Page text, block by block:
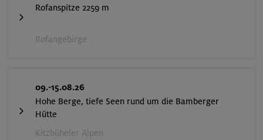
Rofanspitze 2259 m
Rofangebirge
09.-15.08.26
Hohe Berge, tiefe Seen rund um die Bamberger
Hütte
Kitzbüheler Alpen